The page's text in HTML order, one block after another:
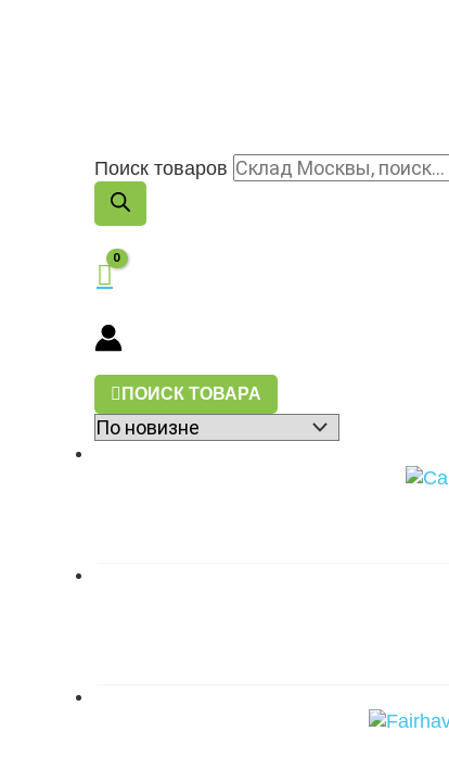
Поиск товаров
ПОИСК ТОВАРА